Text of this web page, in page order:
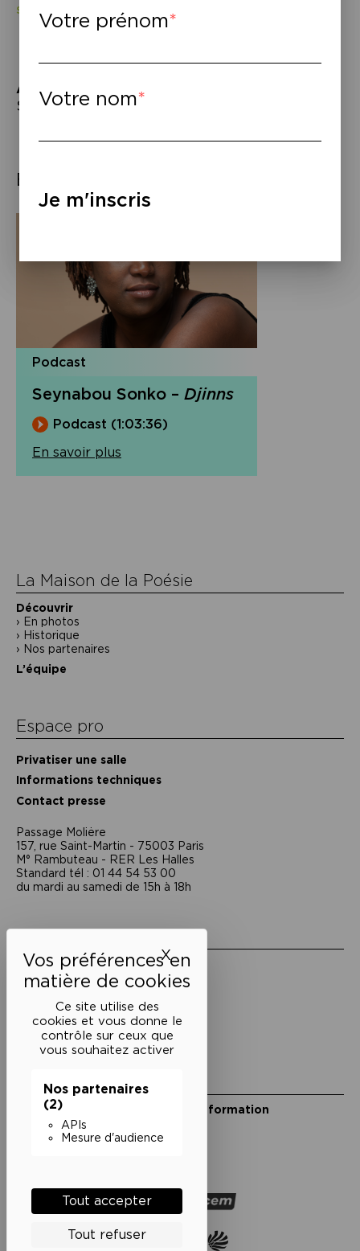
Ce site utilise des
cookies et vous donne le
contrôle sur ceux que
vous souhaitez activer
Nos partenaires
(2)
APIs
Mesure d'audience
Tout accepter
Tout refuser
XMasquer le bandeau des
Seynabou Sonko, Djinns
À lire
–
Seynabou Sonko,
Éléments associés
Podcast
Seynabou Sonko – Djinns
Podcast (1:03:36)
En savoir plus
La Maison de la Poésie
Découvrir
En photos
Historique
Nos partenaires
L’équipe
Espace pro
Privatiser une salle
Informations techniques
Contact presse
Passage Moliėre
157, rue Saint-Martin - 75003 Paris
M° Rambuteau - RER Les Halles
Standard tél : 01 44 54 53 00
du mardi au samedi de 15h à 18h
Mentions légales
Politique de confidentialité
Conditions générales de vente
Cookies
Restons en lien
Inscrivez-vous à notre lettre d’information
Suivez-nous sur les réseaux
Votre prénom
Votre nom
Je m'inscris